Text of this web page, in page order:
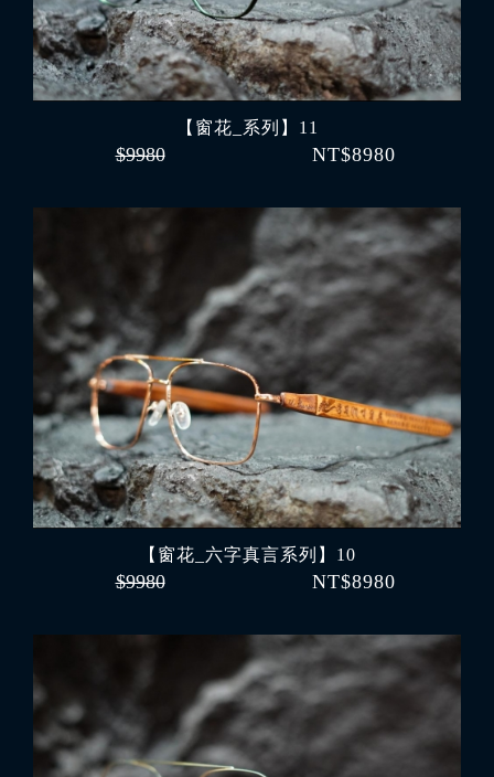
【窗花_系列】11
$9980 NT$8980
【窗花_六字真言系列】10
$9980 NT$8980